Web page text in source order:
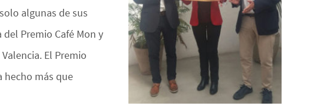
algunas de sus
Premio Café Mon y
El Premio
hecho más que